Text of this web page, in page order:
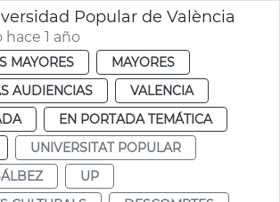
Popular de València
1 año
MAYORES
MAYORES
AUDIENCIAS
VALENCIA
EN PORTADA TEMÁTICA
UNIVERSITAT POPULAR
UP